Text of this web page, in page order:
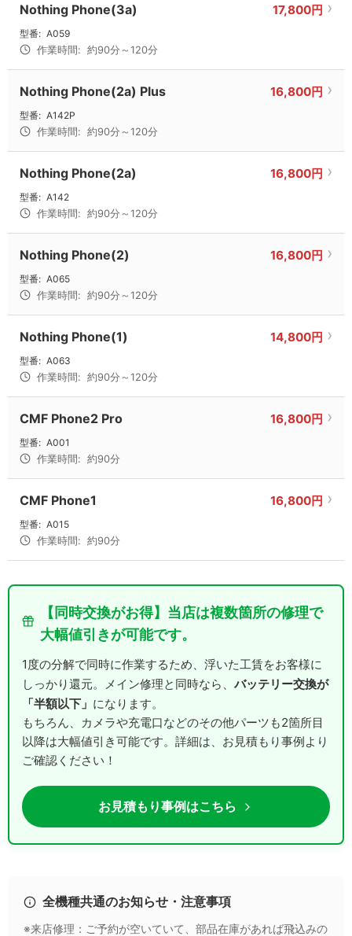
Nothing Phone(3a) 17,800円
型番: A059
作業時間: 約90分～120分
Nothing Phone(2a) Plus 16,800円
型番: A142P
作業時間: 約90分～120分
Nothing Phone(2a) 16,800円
型番: A142
作業時間: 約90分～120分
Nothing Phone(2) 16,800円
型番: A065
作業時間: 約90分～120分
Nothing Phone(1) 14,800円
型番: A063
作業時間: 約90分～120分
CMF Phone2 Pro 16,800円
型番: A001
作業時間: 約90分
CMF Phone1 16,800円
型番: A015
作業時間: 約90分
【同時交換がお得】当店は複数箇所の修理で
大幅値引きが可能です。
1度の分解で同時に作業するため、浮いた工賃をお客様に
しっかり還元。メイン修理と同時なら、 バッテリー交換が
「半額以下」 になります。
もちろん、カメラや充電口などのその他パーツも2箇所目
以降は大幅値引き可能です。詳細は、お見積もり事例より
ご確認ください！
お見積もり事例はこちら
全機種共通のお知らせ・注意事項
※来店修理：ご予約が空いていて、部品在庫があれば飛込みの